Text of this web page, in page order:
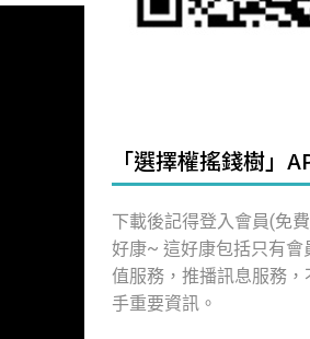
「選擇權搖錢樹」
下載後記得登入會員(免
好康~ 這好康包括只有會
值服務，推播訊息服務，
手重要資訊。